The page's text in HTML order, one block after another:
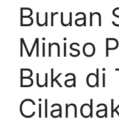
Buruan
Miniso
Buka di